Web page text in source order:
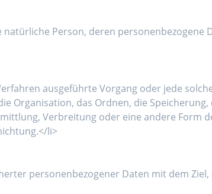
Person, deren personenbezogene
ausgeführte Vorgang oder jede
Organisation, das Ordnen, die
Verbreitung oder eine andere Form
li>
personenbezogener Daten mit dem